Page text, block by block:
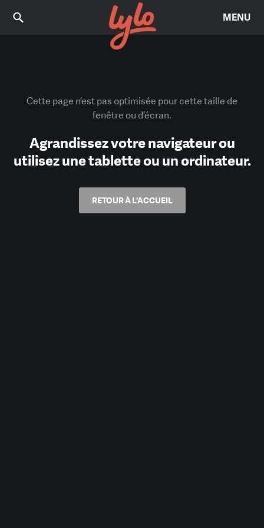
MENU
Cette page n’est pas optimisée pour cette taille de
fenêtre ou d’écran.
Agrandissez votre navigateur ou
utilisez une tablette ou un ordinateur.
RETOUR À L'ACCUEIL